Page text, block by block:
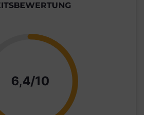
6,4/10 Punkte